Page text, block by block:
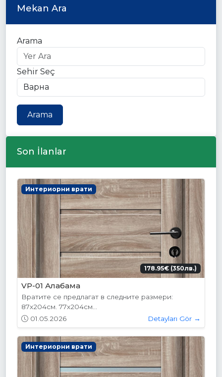
Mekan Ara
Arama
Sehir Seç
Arama
Son İlanlar
Интериорни врати
178.95€ (350лв.)
VP-01 Алабама
Вратите се предлагат в следните размери:
87х204см. 77х204см...
01.05.2026
Detayları Gör →
Интериорни врати